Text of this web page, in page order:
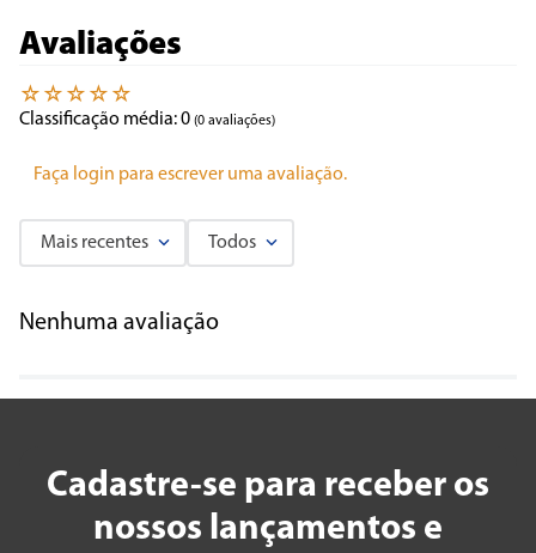
Avaliações
☆ ☆ ☆ ☆ ☆
Classificação média: 0 (0 avaliações)
Faça login para escrever uma avaliação.
Mais recentes Todos
Nenhuma avaliação
Cadastre-se para receber os
nossos lançamentos e